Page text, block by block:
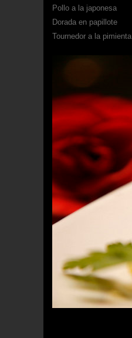
Pollo a la japonesa
Dorada en papillote
Tournedor a la pimienta